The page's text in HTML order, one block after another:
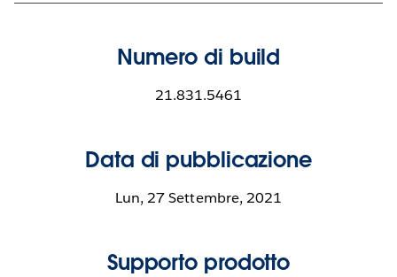
Numero di build
21.831.5461
Data di pubblicazione
Lun, 27 Settembre, 2021
Supporto prodotto